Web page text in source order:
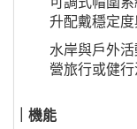
升配戴穩定度
水岸與戶外
營旅行或健
｜機能